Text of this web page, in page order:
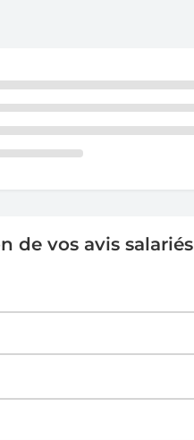
de vos avis salariés